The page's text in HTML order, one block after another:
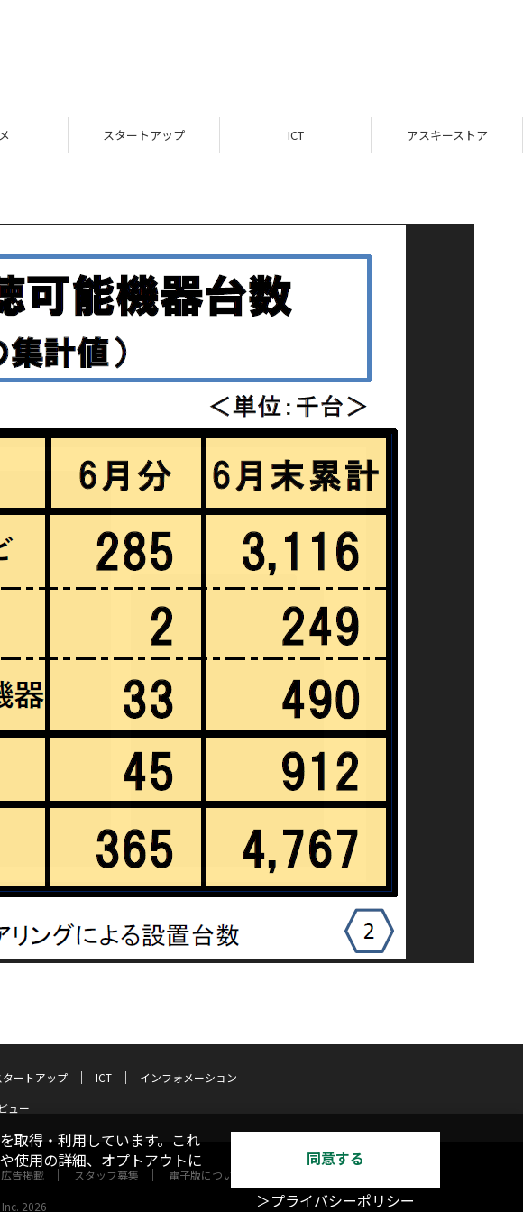
スタートアップ ICT アスキーストア
タートアップ ICT
インフォメーション
ュー
広告掲載 スタッフ募集 電子版について
2026
取得・利用しています。これ
使用の詳細、オプトアウトに
同意する
＞プライバシーポリシー